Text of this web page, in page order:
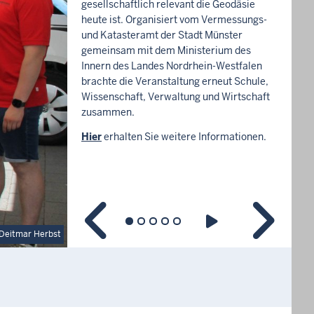
Herbst
gesellschaftlich relevant die Geodäsie
heute ist. Organisiert vom Vermessungs-
und Katasteramt der Stadt Münster
gemeinsam mit dem Ministerium des
Innern des Landes Nordrhein-Westfalen
brachte die Veranstaltung erneut Schule,
Wissenschaft, Verwaltung und Wirtschaft
zusammen.
Hiererhalten Sie weitere Informationen.